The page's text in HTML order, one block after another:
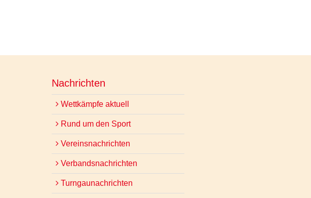
Nachrichten
Wettkämpfe aktuell
Rund um den Sport
Vereinsnachrichten
Verbandsnachrichten
Turngaunachrichten